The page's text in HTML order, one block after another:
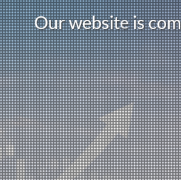
Ourwebsiteiscom